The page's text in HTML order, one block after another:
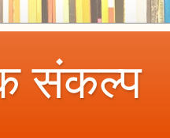
संकल्प